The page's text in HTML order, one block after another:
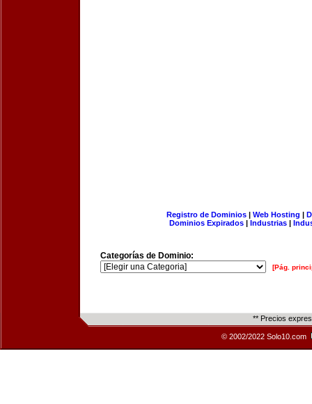
Registro de Dominios| Web Hosting |
Dominios Expirados | Industrias |
Categorías de Dominio:
[Pág.
** Precios
© 2002/2022 Solo10.com